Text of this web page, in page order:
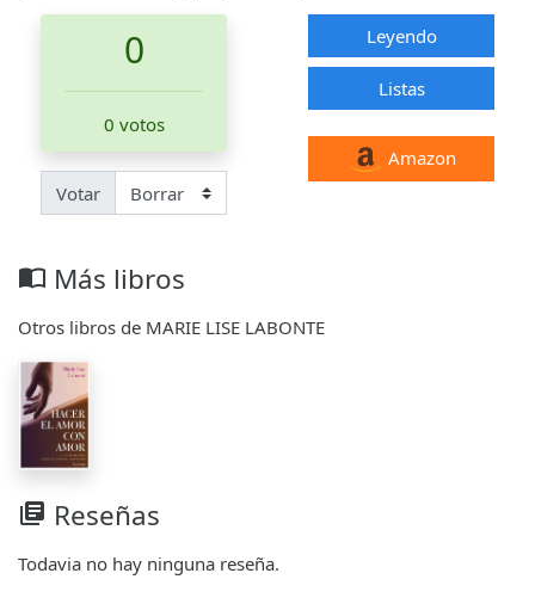
0
0 votos
Votar
Leyendo
Listas
Amazon
import_contacts Más libros
Otros libros de MARIE LISE LABONTE
library_books Reseñas
Todavia no hay ninguna reseña.